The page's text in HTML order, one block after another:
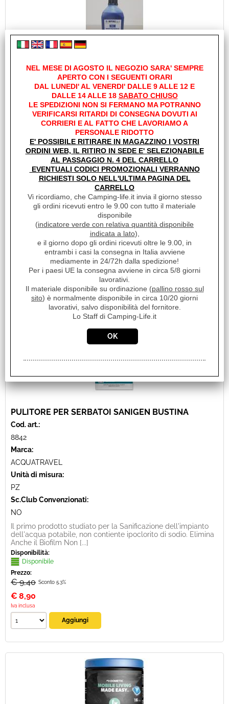
DISGREGANTE PER WC CAMPING-LIFE KEM PINE
2LT BY FLOW
23926
Unità di misura:
Sc.Club Convenzionati:
LIQUIDO DISGREGANTE PER SERBATOI ACQUE NERE WC
Liquido concentrato con forte potere disgregante a basso
impatto ambientale. Aggiunto al serbatoio [...]
Disponibilità:
Disponibile
Sconto 40.7%
Iva inclusa
PULITORE PER SERBATOI SANIGEN BUSTINA
Cod. art.:
8842
Marca:
ACQUATRAVEL
Unità di misura:
PZ
Sc.Club Convenzionati:
NO
Il primo prodotto studiato per la Sanificazione dell'impianto
dell'acqua potabile, non contiente ipoclorito di sodio. Elimina
Anche il Biofilm Non [...]
Disponibilità:
Disponibile
Prezzo:
€ 9,40 Sconto 5.3%
€ 8,90
Iva inclusa
NEL MESE DI AGOSTO IL NEGOZIO SARA' SEMPRE
APERTO CON I SEGUENTI ORARI
DAL LUNEDI' AL VENERDI' DALLE 9 ALLE 12 E
DALLE 14 ALLE 18 SABATO CHIUSO
LE SPEDIZIONI NON SI FERMANO MA POTRANNO
VERIFICARSI RITARDI DI CONSEGNA DOVUTI AI
CORRIERI E AL FATTO CHE LAVORIAMO A
PERSONALE RIDOTTO
E' POSSIBILE RITIRARE IN MAGAZZINO I VOSTRI
ORDINI WEB, IL RITIRO IN SEDE E' SELEZIONABILE
AL PASSAGGIO N. 4 DEL CARRELLO
EVENTUALI CODICI PROMOZIONALI VERRANNO
RICHIESTI SOLO NELL'ULTIMA PAGINA DEL
CARRELLO
Vi ricordiamo, che Camping-life.it invia il giorno stesso
gli ordini ricevuti entro le 9.00 con tutto il materiale
disponibile
(indicatore verde con relativa quantità disponibile
indicata a lato),
e il giorno dopo gli ordini ricevuti oltre le 9.00, in
entrambi i casi la consegna in Italia avviene
mediamente in 24/72h dalla spedizione!
Per i paesi UE la consegna avviene in circa 5/8 giorni
lavorativi.
Il materiale disponibile su ordinazione (pallino rosso sul
sito) è normalmente disponibile in circa 10/20 giorni
lavorativi, salvo disponibilità del fornitore.
Lo Staff di Camping-Life.it